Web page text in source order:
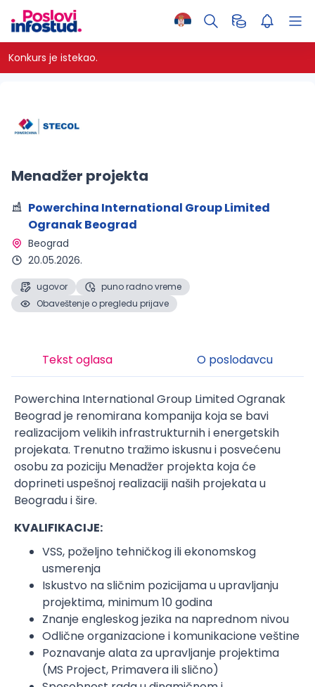
Konkurs je istekao.
Menadžer projekta
Powerchina International Group Limited
Ogranak Beograd
Beograd
20.05.2026.
ugovor
puno radno vreme
Obaveštenje o pregledu prijave
Tekst oglasa O poslodavcu
Powerchina International Group Limited Ogranak
Beograd je renomirana kompanija koja se bavi
realizacijom velikih infrastrukturnih i energetskih
projekata. Trenutno tražimo iskusnu i posvećenu
osobu za poziciju Menadžer projekta koja će
doprineti uspešnoj realizaciji naših projekata u
Beogradu i šire.
KVALIFIKACIJE:
VSS, poželjno tehničkog ili ekonomskog
usmerenja
Iskustvo na sličnim pozicijama u upravljanju
projektima, minimum 10 godina
Znanje engleskog jezika na naprednom nivou
Odlične organizacione i komunikacione veštine
Poznavanje alata za upravljanje projektima
(MS Project, Primavera ili slično)